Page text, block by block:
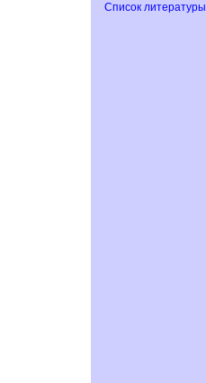
Список литературы